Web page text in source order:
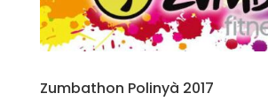
Zumbathon Polinyà 2017